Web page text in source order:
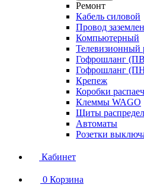
Ремонт
Кабель силовой
Провод
Компьютерный
Телевизионный
Гофрошланг
Гофрошланг
Крепеж
Коробки
Клеммы WAGO
Щиты
Автоматы
Розетки
Кабинет
0 Корзина